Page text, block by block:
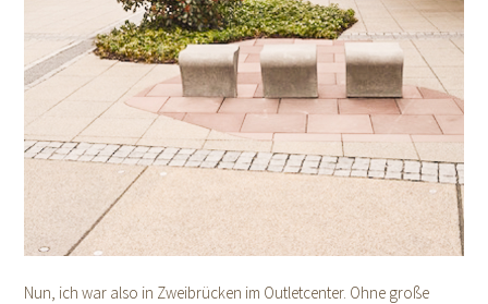
Nun, ich war also in Zweibrücken im Outletcenter. Ohne große